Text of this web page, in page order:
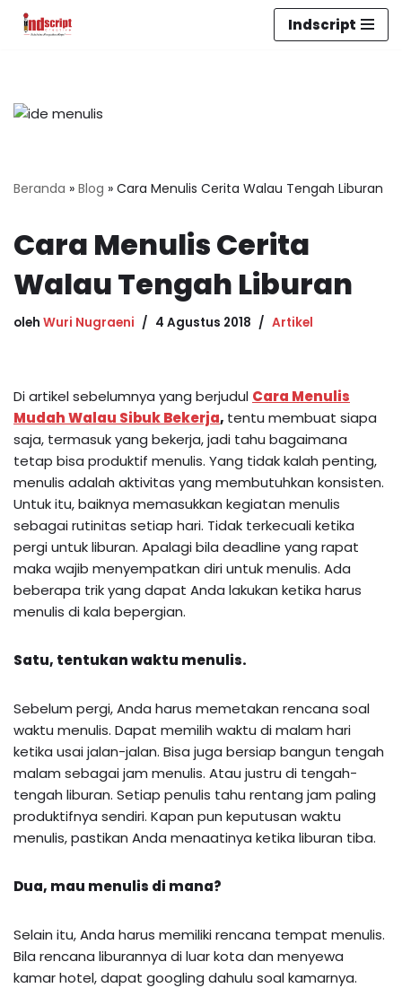
Indscript
Beranda » Blog » Cara Menulis Cerita Walau Tengah Liburan
Cara Menulis Cerita
Walau Tengah Liburan
oleh Wuri Nugraeni 4 Agustus 2018 Artikel
Di artikel sebelumnya yang berjudul Cara Menulis
Mudah Walau Sibuk Bekerja, tentu membuat siapa
saja, termasuk yang bekerja, jadi tahu bagaimana
tetap bisa produktif menulis. Yang tidak kalah penting,
menulis adalah aktivitas yang membutuhkan konsisten.
Untuk itu, baiknya memasukkan kegiatan menulis
sebagai rutinitas setiap hari. Tidak terkecuali ketika
pergi untuk liburan. Apalagi bila deadline yang rapat
maka wajib menyempatkan diri untuk menulis. Ada
beberapa trik yang dapat Anda lakukan ketika harus
menulis di kala bepergian.
Satu, tentukan waktu menulis.
Sebelum pergi, Anda harus memetakan rencana soal
waktu menulis. Dapat memilih waktu di malam hari
ketika usai jalan-jalan. Bisa juga bersiap bangun tengah
malam sebagai jam menulis. Atau justru di tengah-
tengah liburan. Setiap penulis tahu rentang jam paling
produktifnya sendiri. Kapan pun keputusan waktu
menulis, pastikan Anda menaatinya ketika liburan tiba.
Dua, mau menulis di mana?
Selain itu, Anda harus memiliki rencana tempat menulis.
Bila rencana liburannya di luar kota dan menyewa
kamar hotel, dapat googling dahulu soal kamarnya.